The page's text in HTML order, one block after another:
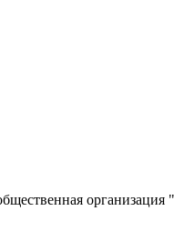
организация